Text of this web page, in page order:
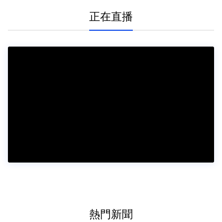
正在直播
熱門新聞